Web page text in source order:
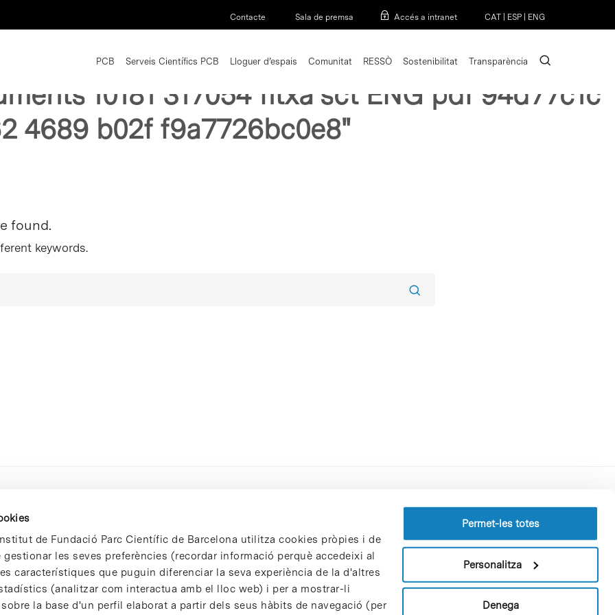
de Fundació Parc Científic de Barcelona utilitza cookies pròpies i de
les seves preferències (recordar informació perquè accedeixi al
característiques que puguin diferenciar la seva experiència de la d'altres
(analitzar com interactua amb el lloc web) i per a mostrar-li
la base d'un perfil elaborat a partir dels seus hàbits de navegació (per
Permet-les totes
Personalitza
Denega
Contacte Sala de premsa Accés a intranet CAT ESP ENG
PCB Serveis Científics PCB Lloguer d’espais Comunitat RESSÒ Sostenibilitat Transparència search
10181 317054 fitxa sct ENG pdf 94d77c1c
4689 b02f f9a7726bc0e8"
found.
keywords.
Perfil del contractant
Política de privacitat
Política de cookies
Patrons i patrocinadors
Borsa de treball